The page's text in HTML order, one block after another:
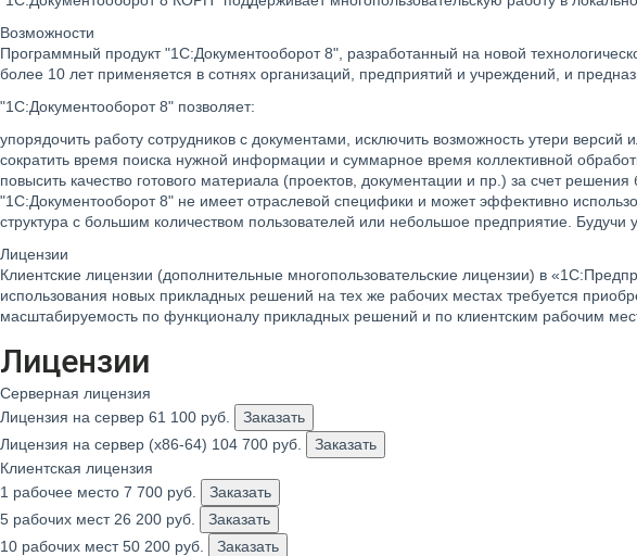
Возможности
Программный продукт "1С:Документооборот 8", разработанный на новой
более 10 лет применяется в сотнях организаций, предприятий и учреждений, и
"1С:Документооборот 8" позволяет:
упорядочить работу сотрудников с документами, исключить возможность утери
сократить время поиска нужной информации и суммарное время коллективной
повысить качество готового материала (проектов, документации и пр.) за счет
"1С:Документооборот 8" не имеет отраслевой специфики и может эффективно
структура с большим количеством пользователей или небольшое предприятие.
Лицензии
Клиентские лицензии (дополнительные многопользовательские лицензии) в
использования новых прикладных решений на тех же рабочих местах требуется
масштабируемость по функционалу прикладных решений и по клиентским рабочим
Лицензии
Серверная лицензия
Лицензия на сервер 61 100 руб.
Заказать
Лицензия на сервер (x86-64) 104 700 руб.
Заказать
Клиентская лицензия
1 рабочее место 7 700 руб.
Заказать
5 рабочих мест 26 200 руб.
Заказать
10 рабочих мест 50 200 руб.
Заказать